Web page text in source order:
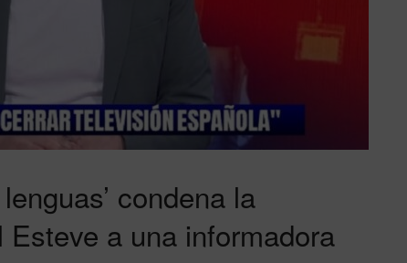
condena la
a una informadora